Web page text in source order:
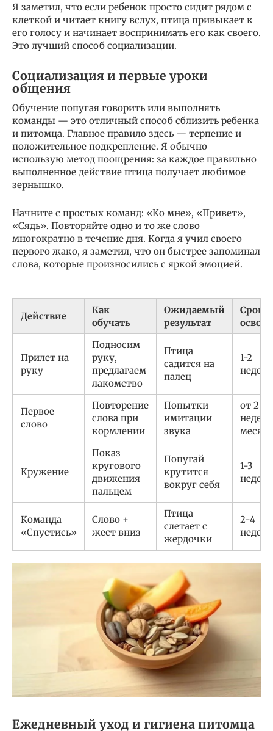
Я заметил, что если ребенок просто сидит рядом с
клеткой и читает книгу вслух, птица привыкает к
его голосу и начинает воспринимать его как своего.
Это лучший способ социализации.
Социализация и первые уроки
общения
Обучение попугая говорить или выполнять
команды — это отличный способ сблизить ребенка
и питомца. Главное правило здесь — терпение и
положительное подкрепление. Я обычно
использую метод поощрения: за каждое правильно
выполненное действие птица получает любимое
зернышко.
Начните с простых команд: «Ко мне», «Привет»,
«Сядь». Повторяйте одно и то же слово
многократно в течение дня. Когда я учил своего
первого жако, я заметил, что он быстрее запоминал
слова, которые произносились с яркой эмоцией.
Действие
Как
обучать
Ожидаемый
результат
Срок
Прилет на
руку
Подносим
руку,
предлагаем
лакомство
Птица
садится на
палец
1-2
недели
Первое
слово
Повторение
слова при
кормлении
Попытки
имитации
звука
от 2
Кружение
Показ
кругового
движения
пальцем
Попугай
крутится
вокруг себя
1-3
недели
Команда
«Спустись»
Слово +
жест вниз
Птица
слетает с
жердочки
2-4
недели
Ежедневный уход и гигиена питомца